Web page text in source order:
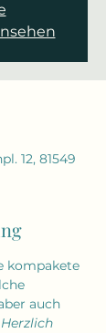
12, 81549
kompakete
auch